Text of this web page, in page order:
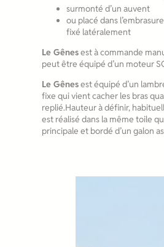
surmonté d’un auvent
ou placé dans
fixé latéralement
Le Gênesest à commande
peut être équipé d’un moteur
Le Gênesest équipé d’un
fixe qui vient cacher les bras
replié.Hauteur à définir,
est réalisé dans la même toile
principale et bordé d’un galon